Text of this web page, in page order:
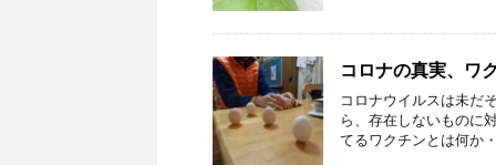
コロナの真実、ワ
コロナウイルスは未だ
ら、存在しないものに
てるワクチンとは何か